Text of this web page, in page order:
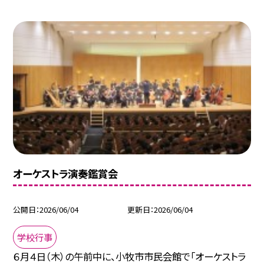
オーケストラ演奏鑑賞会
公開日 2026/06/04 更新日 2026/06/04
学校行事
６月４日（木）の午前中に、小牧市市民会館で「オーケストラ